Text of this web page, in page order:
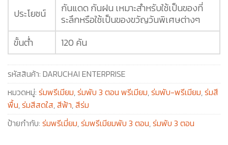
ประโยชน์
กันแดด กันฝน เหมาะสำหรับใช้เป็นของที่
ระลึกหรือใช้เป็นของขวัญวันพิเศษต่างๆ
ขั้นต่ำ
120 คัน
รหัสสินค้า: DARUCHAI ENTERPRISE
หมวดหมู่: ร่มพรีเมียม,ร่มพับ 3 ตอน พรีเมียม,ร่มพับ-พรีเมียม,ร่มสี
พื้น,ร่มสีสดใส,สีฟ้า,สีร่ม
ป้ายกำกับ: ร่มพรีเมี่ยม,ร่มพรีเมียมพับ 3 ตอน,ร่มพับ 3 ตอน